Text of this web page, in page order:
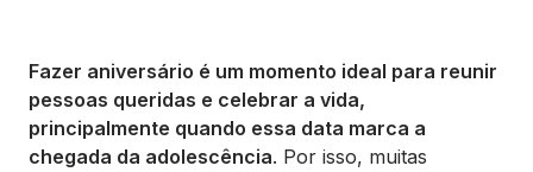
Fazer aniversário é um momento ideal para reunir
pessoas queridas e celebrar a vida,
principalmente quando essa data marca a
chegada da adolescência. Por isso, muitas